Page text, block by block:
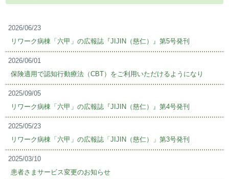
2026/06/23
リワーク病棟「六甲」の広報誌『JIJIN（慈仁）』第5号発刊
2026/06/01
保険適用で認知行動療法（CBT）をご利用いただけるようになり
2025/09/05
リワーク病棟「六甲」の広報誌『JIJIN（慈仁）』第4号発刊
2025/05/23
リワーク病棟「六甲」の広報誌「JIJIN（慈仁）」第3号発刊
2025/03/10
患者さまサービス変更のお知らせ